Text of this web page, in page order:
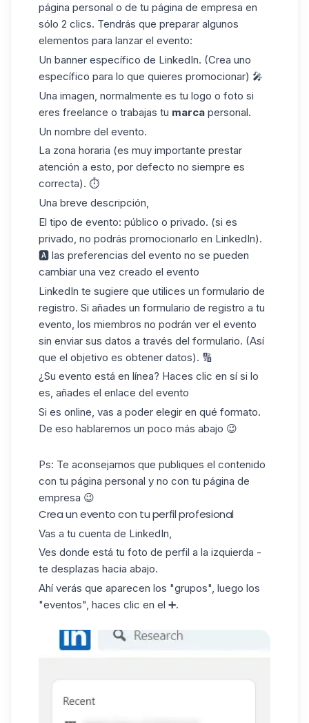
página personal o de tu página de empresa en
sólo 2 clics. Tendrás que preparar algunos
elementos para lanzar el evento:
Un banner específico de LinkedIn. (Crea uno
específico para lo que quieres promocionar) 🎤
Una imagen, normalmente es tu logo o foto si
eres freelance o trabajas tu marca personal.
Un nombre del evento.
La zona horaria (es muy importante prestar
atención a esto, por defecto no siempre es
correcta). ⏱
Una breve descripción,
El tipo de evento: público o privado. (si es
privado, no podrás promocionarlo en LinkedIn).
🅰 las preferencias del evento no se pueden
cambiar una vez creado el evento
LinkedIn te sugiere que utilices un formulario de
registro. Si añades un formulario de registro a tu
evento, los miembros no podrán ver el evento
sin enviar sus datos a través del formulario. (Así
que el objetivo es obtener datos). 🔢
¿Su evento está en línea? Haces clic en sí si lo
es, añades el enlace del evento
Si es online, vas a poder elegir en qué formato.
De eso hablaremos un poco más abajo 😉
Ps: Te aconsejamos que publiques el contenido
con tu página personal y no con tu página de
empresa 😉
Crea un evento con tu perfil profesional
Vas a tu cuenta de LinkedIn,
Ves donde está tu foto de perfil a la izquierda -
te desplazas hacia abajo.
Ahí verás que aparecen los "grupos", luego los
"eventos", haces clic en el ➕.